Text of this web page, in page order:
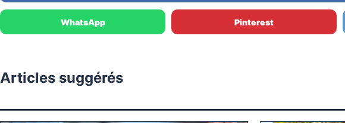
WhatsApp Pinterest
Articles suggérés